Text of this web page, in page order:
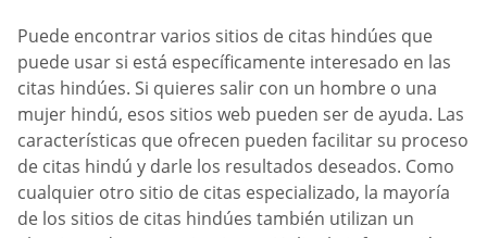
Puede encontrar varios sitios de citas hindúes que
puede usar si está específicamente interesado en las
citas hindúes. Si quieres salir con un hombre o una
mujer hindú, esos sitios web pueden ser de ayuda. Las
características que ofrecen pueden facilitar su proceso
de citas hindú y darle los resultados deseados. Como
cualquier otro sitio de citas especializado, la mayoría
de los sitios de citas hindúes también utilizan un